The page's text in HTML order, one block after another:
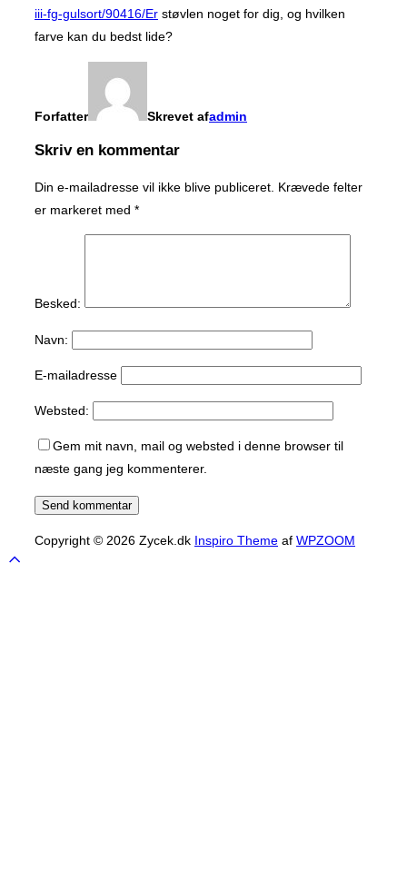
iii-fg-gulsort/90416/Er støvlen noget for dig, og hvilken
farve kan du bedst lide?
Forfatter Skrevet afadmin
Skriv en kommentar
Din e-mailadresse vil ikke blive publiceret. Krævede felter
er markeret med *
Besked:
Navn:
E-mailadresse
Websted:
Gem mit navn, mail og websted i denne browser til
næste gang jeg kommenterer.
Copyright © 2026 Zycek.dk Inspiro Theme af WPZOOM